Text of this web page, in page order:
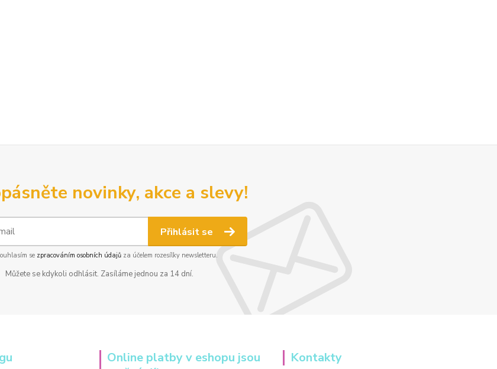
novinky, akce a slevy!
Přihlásit se
se zpracováním osobních údajůza účelem rozesílky newsletteru.
Můžete se kdykoli odhlásit. Zasíláme jednou za 14 dní.
Online platby v eshopu jsou
Kontakty